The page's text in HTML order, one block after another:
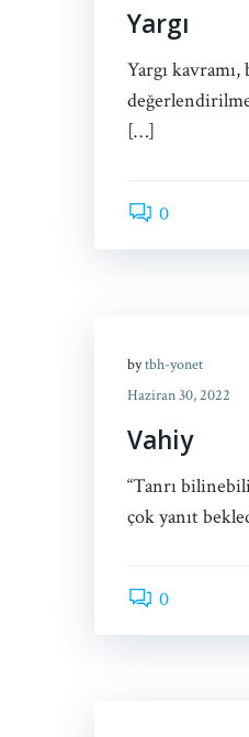
Yargı
Yargı
[…]
0
bytbh-yonet
Haziran 30, 2022
Vahiy
“Tanrı
çok yanıt
0